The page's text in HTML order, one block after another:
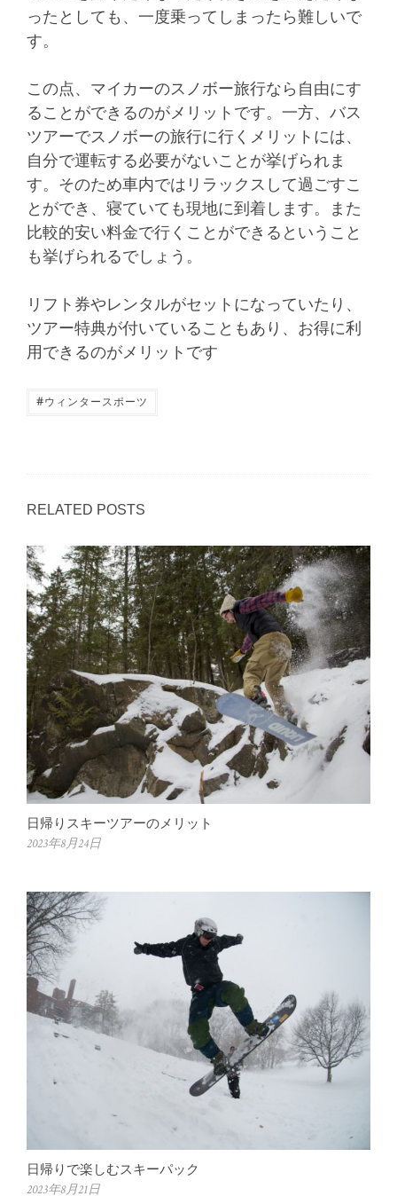
ったとしても、一度乗ってしまったら難しいで
す。
この点、マイカーのスノボー旅行なら自由にす
ることができるのがメリットです。一方、バス
ツアーでスノボーの旅行に行くメリットには、
自分で運転する必要がないことが挙げられま
す。そのため車内ではリラックスして過ごすこ
とができ、寝ていても現地に到着します。また
比較的安い料金で行くことができるということ
も挙げられるでしょう。
リフト券やレンタルがセットになっていたり、
ツアー特典が付いていることもあり、お得に利
用できるのがメリットです
#ウィンタースポーツ
RELATED POSTS
日帰りスキーツアーのメリット
2023年8月24日
日帰りで楽しむスキーパック
2023年8月21日